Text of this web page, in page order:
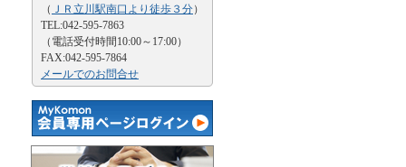
（ ＪＲ立川駅南口より徒歩３分）
TEL:042-595-7863
（電話受付時間10:00～17:00）
FAX:042-595-7864
メールでのお問合せ